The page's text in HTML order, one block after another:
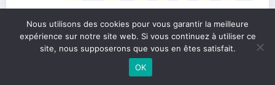
l’améliorer dans sa vie personnelle et
professionnelle
Nous utilisons des cookies pour vous garantir la meilleure
expérience sur notre site web. Si vous continuez à utiliser ce
site, nous supposerons que vous en êtes satisfait.
OK